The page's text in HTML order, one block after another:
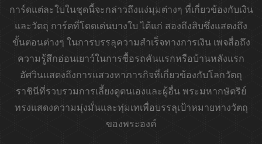
การ์ดแต่ละใบในชุดนี้จะกล่าวถึงแง่มุมต่างๆ ที่เกี่ยวข้องกับเงิน
และวัตถุ การ์ดที่โดดเด่นบางใบ ได้แก่ สองถึงสิบซึ่งแสดงถึง
ขั้นตอนต่างๆ ในการบรรลุความสำเร็จทางการเงิน เพจสื่อถึง
ความรู้สึกอ่อนเยาว์ในการซื้อรถคันแรกหรือบ้านหลังแรก
อัศวินแสดงถึงการแสวงหาภารกิจที่เกี่ยวข้องกับโลกวัตถุ
ราชินีที่รวบรวมการเลี้ยงดูตนเองและผู้อื่น พระมหากษัตริย์
ทรงแสดงความมุ่งมั่นและทุ่มเทเพื่อบรรลุเป้าหมายทางวัตถุ
ของพระองค์